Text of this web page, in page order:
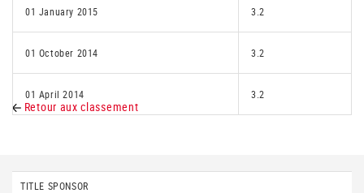
01 January 2015 3.2
01 October 2014 3.2
01 April 2014 3.2
Retour aux classement
TITLE SPONSOR